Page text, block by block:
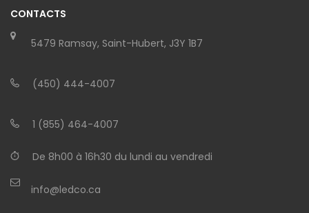
CONTACTS
5479 Ramsay, Saint-Hubert, J3Y 1B7
(450) 444-4007
1 (855) 464-4007
De 8h00 à 16h30 du lundi au vendredi
info@ledco.ca